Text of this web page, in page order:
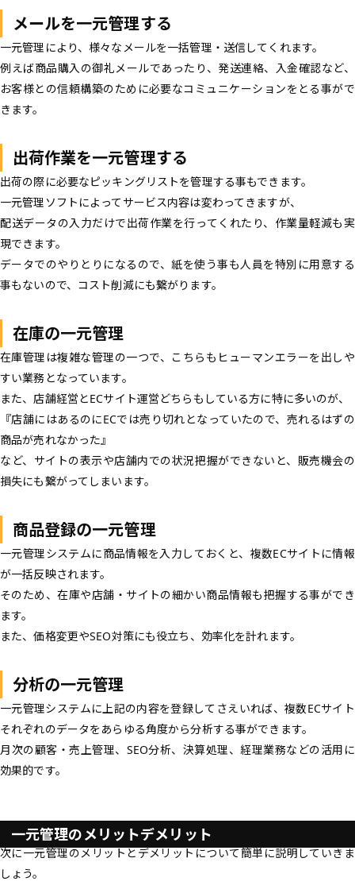
メールを一元管理する
一元管理により、様々なメールを一括管理・送信してくれます。
例えば商品購入の御礼メールであったり、発送連絡、入金確認など、
お客様との信頼構築のために必要なコミュニケーションをとる事がで
きます。
出荷作業を一元管理する
出荷の際に必要なピッキングリストを管理する事もできます。
一元管理ソフトによってサービス内容は変わってきますが、
配送データの入力だけで出荷作業を行ってくれたり、作業量軽減も実
現できます。
データでのやりとりになるので、紙を使う事も人員を特別に用意する
事もないので、コスト削減にも繋がります。
在庫の一元管理
在庫管理は複雑な管理の一つで、こちらもヒューマンエラーを出しや
すい業務となっています。
また、店舗経営とECサイト運営どちらもしている方に特に多いのが、
『店舗にはあるのにECでは売り切れとなっていたので、売れるはずの
商品が売れなかった』
など、サイトの表示や店舗内での状況把握ができないと、販売機会の
損失にも繋がってしまいます。
商品登録の一元管理
一元管理システムに商品情報を入力しておくと、複数ECサイトに情報
が一括反映されます。
そのため、在庫や店舗・サイトの細かい商品情報も把握する事ができ
ます。
また、価格変更やSEO対策にも役立ち、効率化を計れます。
分析の一元管理
一元管理システムに上記の内容を登録してさえいれば、複数ECサイト
それぞれのデータをあらゆる角度から分析する事ができます。
月次の顧客・売上管理、SEO分析、決算処理、経理業務などの活用に
効果的です。
一元管理のメリットデメリット
次に一元管理のメリットとデメリットについて簡単に説明していきま
しょう。